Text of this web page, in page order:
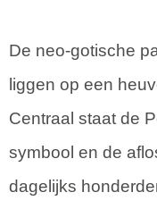
De neo-gotische
liggen op een
Centraal staat de
symbool en de
dagelijks